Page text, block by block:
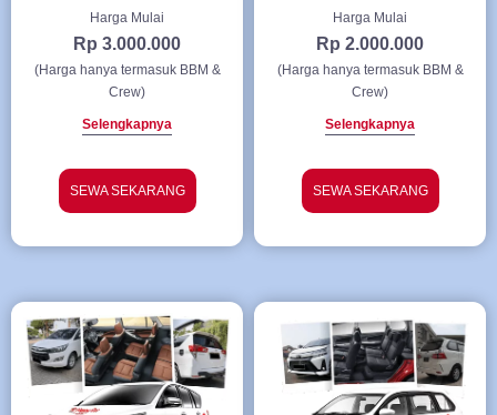
Harga Mulai
Rp 3.000.000
(Harga hanya termasuk BBM &
Crew)
Selengkapnya
SEWA SEKARANG
Harga Mulai
Rp 2.000.000
(Harga hanya termasuk BBM &
Crew)
Selengkapnya
SEWA SEKARANG